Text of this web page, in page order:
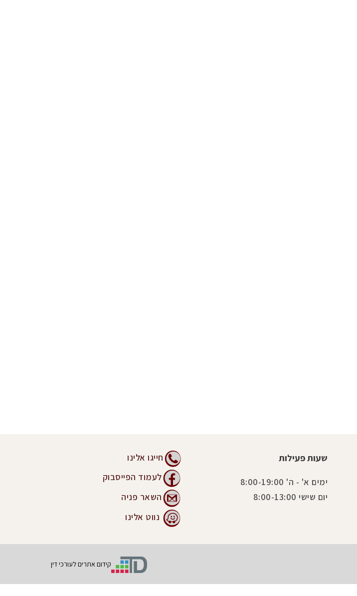
שעות פעילות
ימים א' - ה' 8:00-19:00
יום שישי 8:00-13:00
חייגו אלינו
לעמוד הפייסבוק
השאר פניה
נווט אלינו
קידום אתרים לעורכי דין